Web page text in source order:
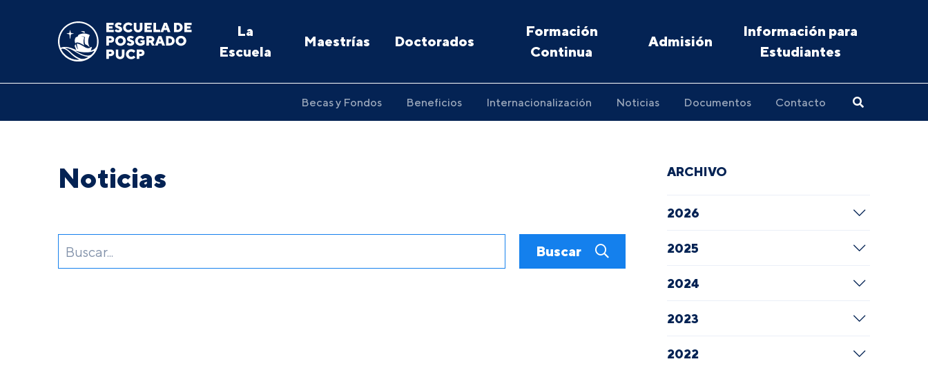
La
Escuela
Maestrías Doctorados
Formación
Continua
Admisión
Información para
Estudiantes
Becas y Fondos Beneficios Internacionalización Noticias Documentos Contacto
Noticias
Buscar
ARCHIVO
2026
2025
2024
2023
2022